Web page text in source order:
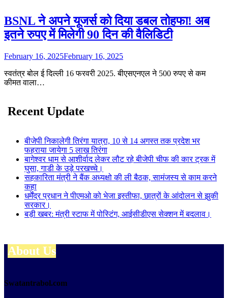
BSNL ने अपने यूजर्स को दिया डबल तोहफा! अब
इतने रुपए में मिलेगी 90 दिन की वैलिडिटी
February 16, 2025February 16, 2025
स्वतंत्र बोल ई दिल्ली 16 फरवरी 2025. बीएसएनएल ने 500 रुपए से कम
कीमत वाला…
Recent Update
बीजेपी निकालेगी तिरंगा यात्रा, 10 से 14 अगस्त तक प्रदेश भर
फहराया जायेगा 5 लाख तिरंगा
बागेश्वर धाम से आशीर्वाद लेकर लौट रहे बीजेपी चीफ की कार ट्रक में
घुसा, गाडी के उड़े परखच्चे।
सहकारिता मंत्री ने बैंक अध्यक्षो की ली बैठक, सामंजस्य से काम करने
कहा
धर्मेंद्र प्रधान ने पीएमओ को भेजा इस्तीफा, छात्रों के आंदोलन से झुकी
सरकार।
बड़ी खबर: मंत्री स्टाफ में पोस्टिंग, आईसीडीएस सेक्शन में बदलाव।
About Us
Swatantrabol.com